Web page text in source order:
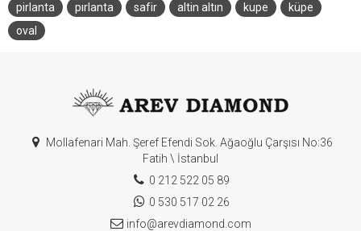
pirlanta pırlanta safir altin altın kupe
küpe
oval
Mollafenari Mah. Şeref Efendi Sok. Ağaoğlu Çarşısı No:36
Fatih \ İstanbul
0 212 522 05 89
0 530 517 02 26
info@arevdiamond.com